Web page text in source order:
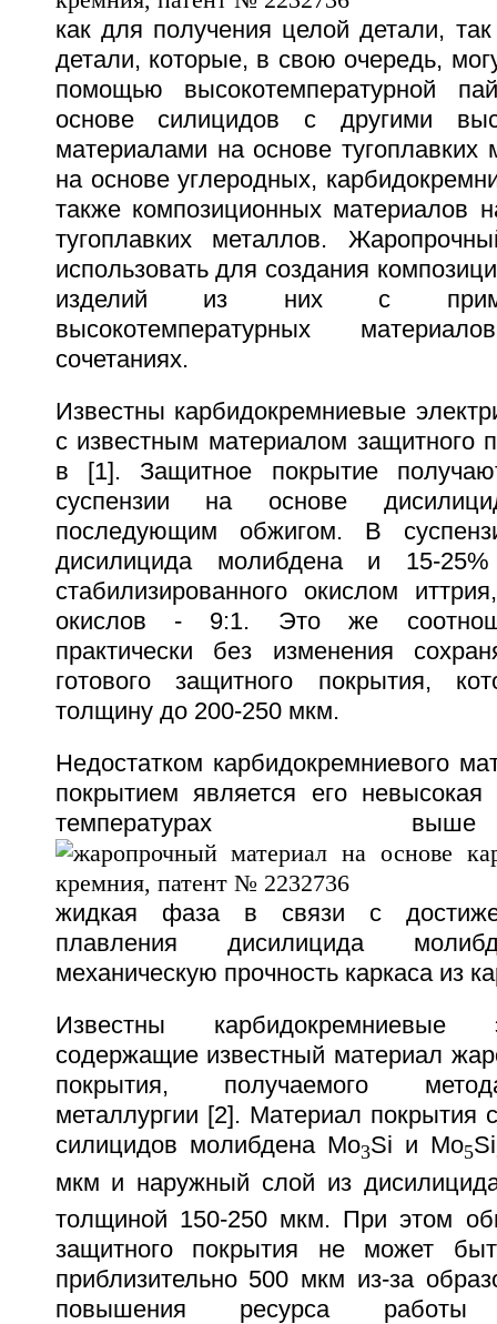
как для получения целой детали,
детали, которые, в свою очередь,
помощью высокотемпературной
основе силицидов с другими
материалами на основе тугоплавких
на основе углеродных,
также композиционных материалов
тугоплавких металлов.
использовать для создания
изделий из них с
высокотемпературных
сочетаниях.
Известны карбидокремниевые
с известным материалом защитного
в [1]. Защитное покрытие
суспензии на основе
последующим обжигом. В
дисилицида молибдена и 15-
стабилизированного окислом
окислов - 9:1. Это же
практически без изменения
готового защитного покрытия,
толщину до 200-250 мкм.
Недостатком карбидокремниевого
покрытием является его невысокая
температурах
жидкая фаза в связи с
плавления дисилицида
механическую прочность каркаса из
Известны карбидокремниевые
содержащие известный материал
покрытия, получаемого
металлургии [2]. Материал покрытия
силицидов молибдена Mo3Si и Mo5Si
мкм и наружный слой из
толщиной 150-250 мкм. При этом
защитного покрытия не может
приблизительно 500 мкм из-за
повышения ресурса